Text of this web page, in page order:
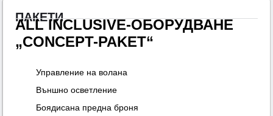
ПАКЕТИ
ALL INCLUSIVE-ОБОРУДВАНЕ
„CONCEPT-PAKET“
Управление на волана
Външно осветление
Боядисана предна броня